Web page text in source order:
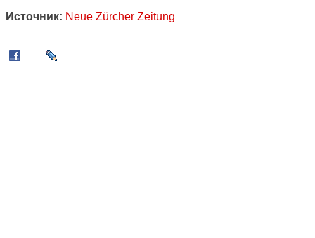
Источник: Neue Zürcher Zeitung